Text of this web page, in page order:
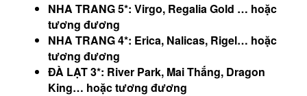
NHA TRANG 5*: Virgo, Regalia Gold … hoặc
tương đương
NHA TRANG 4*: Erica, Nalicas, Rigel… hoặc
tương đương
ĐÀ LẠT 3*: River Park, Mai Thắng, Dragon
King… hoặc tương đương